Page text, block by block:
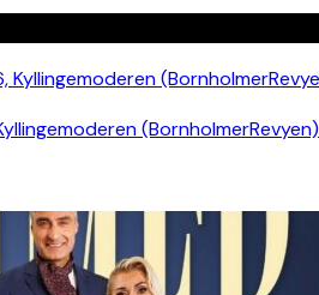
(BornholmerRevyen)